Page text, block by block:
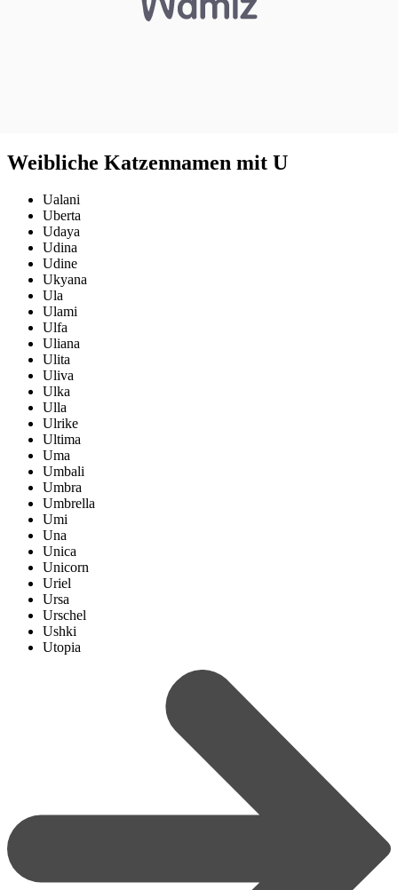
Weibliche Katzennamen mit U
Ualani
Uberta
Udaya
Udina
Udine
Ukyana
Ula
Ulami
Ulfa
Uliana
Ulita
Uliva
Ulka
Ulla
Ulrike
Ultima
Uma
Umbali
Umbra
Umbrella
Umi
Una
Unica
Unicorn
Uriel
Ursa
Urschel
Ushki
Utopia